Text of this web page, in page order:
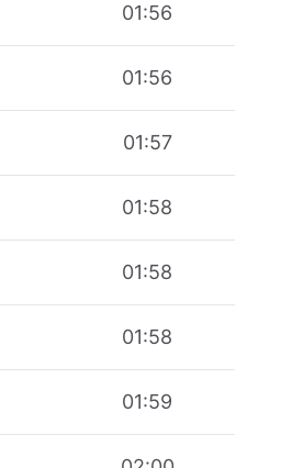
01:56
01:56
01:57
01:58
01:58
01:58
01:59